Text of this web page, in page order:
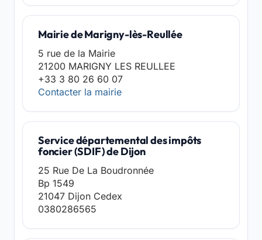
Mairie de Marigny-lès-Reullée
5 rue de la Mairie
21200 MARIGNY LES REULLEE
+33 3 80 26 60 07
Contacter la mairie
Service départemental des impôts
foncier (SDIF) de Dijon
25 Rue De La Boudronnée
Bp 1549
21047 Dijon Cedex
0380286565